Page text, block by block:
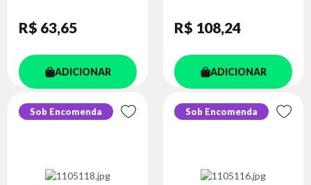
R$ 63,65
ADICIONAR
R$ 108,24
ADICIONAR
Sob Encomenda Sob Encomenda